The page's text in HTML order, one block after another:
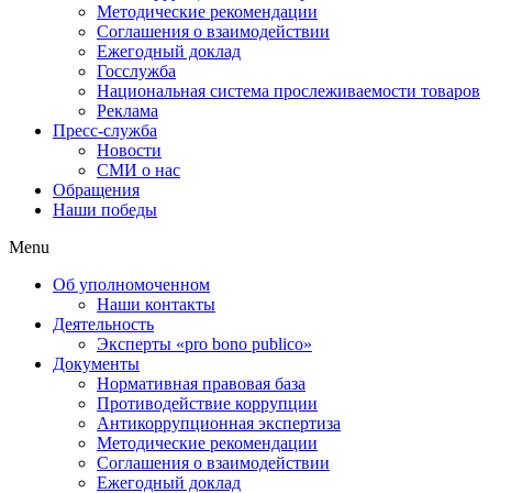
Методические рекомендации
Соглашения о взаимодействии
Ежегодный доклад
Госслужба
Национальная система прослеживаемости товаров
Реклама
Пресс-служба
Новости
СМИ о нас
Обращения
Наши победы
Menu
Об уполномоченном
Наши контакты
Деятельность
Эксперты «pro bono publico»
Документы
Нормативная правовая база
Противодействие коррупции
Антикоррупционная экспертиза
Методические рекомендации
Соглашения о взаимодействии
Ежегодный доклад